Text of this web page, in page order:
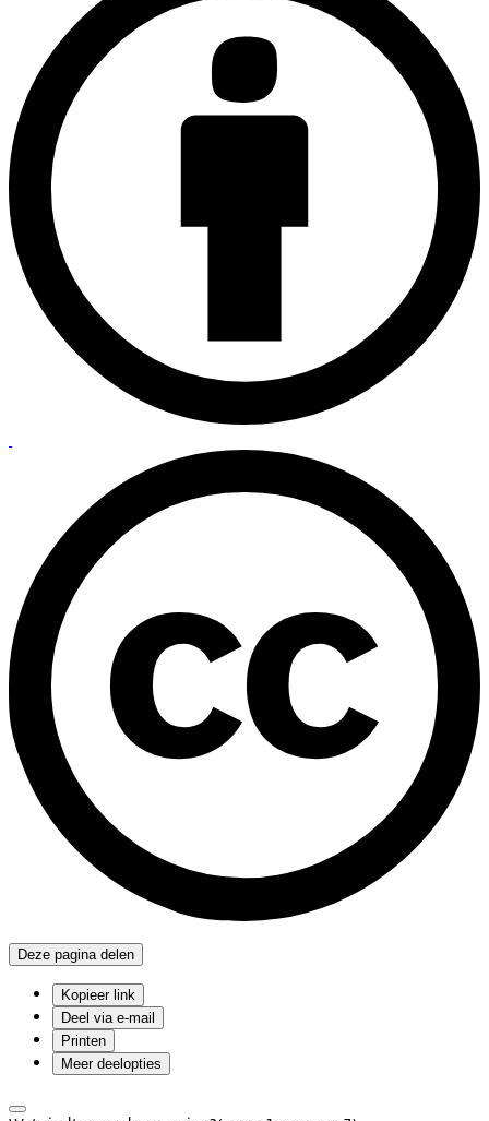
Deze pagina delen
Kopieer link
Deel via e-mail
Printen
Meer deelopties